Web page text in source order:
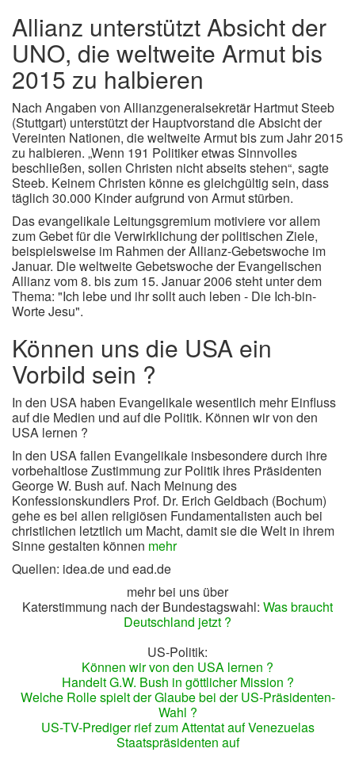
Allianz unterstützt Absicht der
UNO, die weltweite Armut bis
2015 zu halbieren
Nach Angaben von Allianzgeneralsekretär Hartmut Steeb
(Stuttgart) unterstützt der Hauptvorstand die Absicht der
Vereinten Nationen, die weltweite Armut bis zum Jahr 2015
zu halbieren. „Wenn 191 Politiker etwas Sinnvolles
beschließen, sollen Christen nicht abseits stehen“, sagte
Steeb. Keinem Christen könne es gleichgültig sein, dass
täglich 30.000 Kinder aufgrund von Armut stürben.
Das evangelikale Leitungsgremium motiviere vor allem
zum Gebet für die Verwirklichung der politischen Ziele,
beispielsweise im Rahmen der Allianz-Gebetswoche im
Januar. Die weltweite Gebetswoche der Evangelischen
Allianz vom 8. bis zum 15. Januar 2006 steht unter dem
Thema: "Ich lebe und ihr sollt auch leben - Die Ich-bin-
Worte Jesu".
Können uns die USA ein
Vorbild sein ?
In den USA haben Evangelikale wesentlich mehr Einfluss
auf die Medien und auf die Politik. Können wir von den
USA lernen ?
In den USA fallen Evangelikale insbesondere durch ihre
vorbehaltlose Zustimmung zur Politik ihres Präsidenten
George W. Bush auf. Nach Meinung des
Konfessionskundlers Prof. Dr. Erich Geldbach (Bochum)
gehe es bei allen religiösen Fundamentalisten auch bei
christlichen letztlich um Macht, damit sie die Welt in ihrem
Sinne gestalten können mehr
Quellen: idea.de und ead.de
mehr bei uns über
Katerstimmung nach der Bundestagswahl: Was braucht
Deutschland jetzt ?
US-Politik:
Können wir von den USA lernen ?
Handelt G.W. Bush in göttlicher Mission ?
Welche Rolle spielt der Glaube bei der US-Präsidenten-
Wahl ?
US-TV-Prediger rief zum Attentat auf Venezuelas
Staatspräsidenten auf